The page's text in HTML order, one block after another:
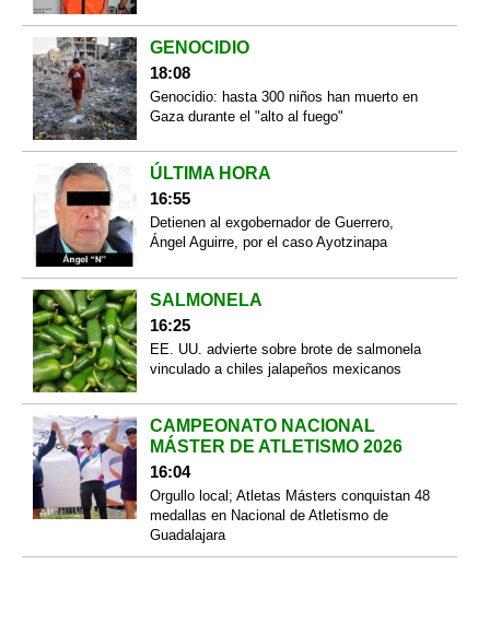
GENOCIDIO
18:08
Genocidio: hasta 300 niños han muerto en
Gaza durante el "alto al fuego"
ÚLTIMA HORA
16:55
Detienen al exgobernador de Guerrero,
Ángel Aguirre, por el caso Ayotzinapa
SALMONELA
16:25
EE. UU. advierte sobre brote de salmonela
vinculado a chiles jalapeños mexicanos
CAMPEONATO NACIONAL
MÁSTER DE ATLETISMO 2026
16:04
Orgullo local; Atletas Másters conquistan 48
medallas en Nacional de Atletismo de
Guadalajara